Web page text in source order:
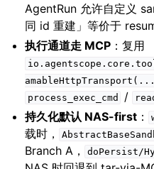
AgentRun 允许自定义
同 id 重建」等价于
执行通道走 MCP ：复用
process_exec_cmd /
持久化默认 NAS-first ：
载时，
Branch A，
doPersist/